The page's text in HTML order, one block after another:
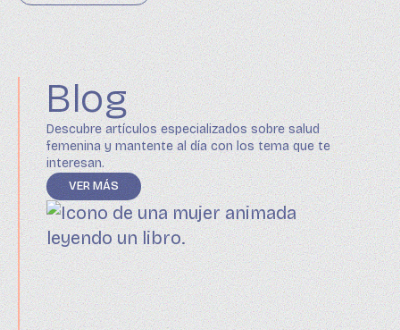
Blog
Descubre artículos especializados sobre salud
femenina y mantente al día con los tema que te
interesan.
VER MÁS